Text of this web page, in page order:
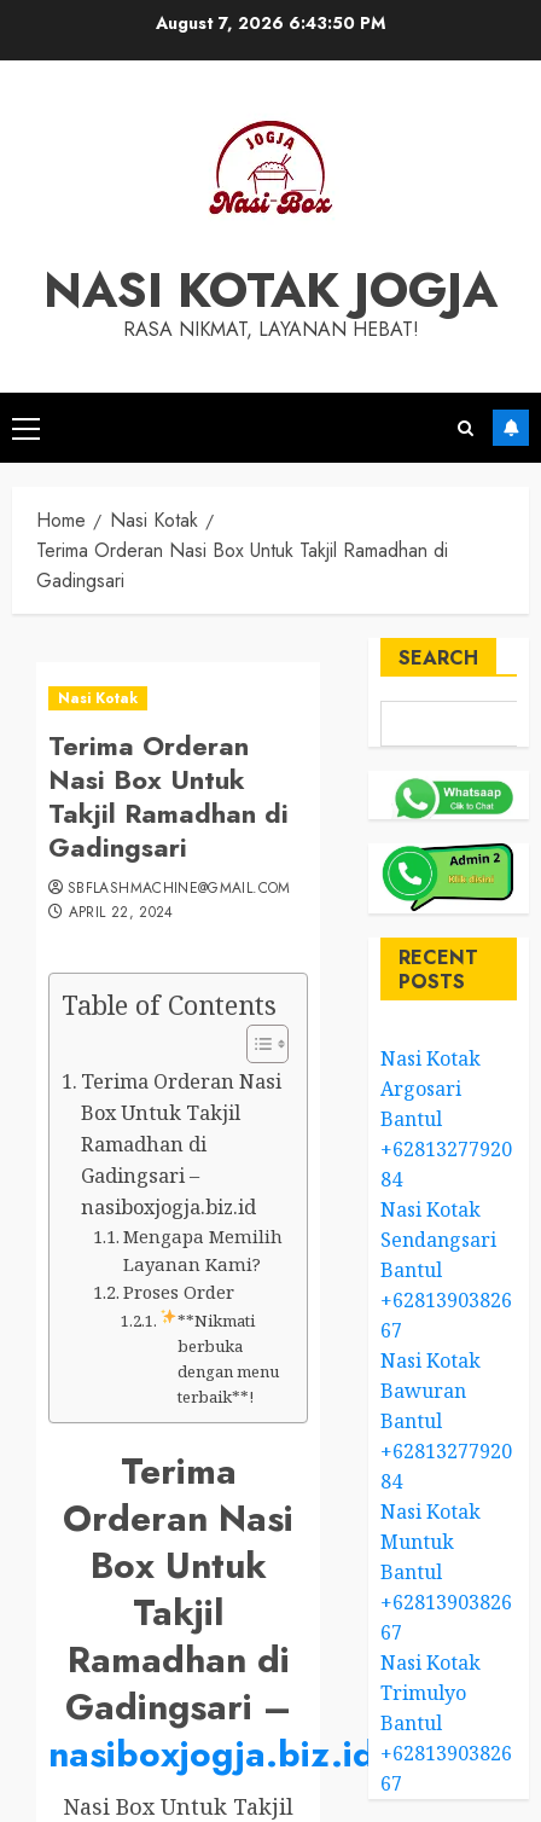
August 7, 20266:43:51 PM
NASI KOTAK JOGJA
RASA NIKMAT, LAYANAN HEBAT!
Primary
Menu
Home
Nasi Kotak
Terima Orderan Nasi Box Untuk Takjil Ramadhan di
Gadingsari
Nasi Kotak
Terima Orderan
Nasi Box Untuk
Takjil Ramadhan di
Gadingsari
SBFLASHMACHINE@GMAIL.COM
APRIL 22, 2024
Table of Contents
Terima Orderan Nasi
Box Untuk Takjil
Ramadhan di
Gadingsari –
nasiboxjogja.biz.id
Mengapa Memilih
Layanan Kami?
Proses Order
**Nikmati
berbuka
dengan menu
terbaik**!
Terima
Orderan Nasi
Box Untuk
Takjil
Ramadhan di
Gadingsari –
nasiboxjogja.biz.id
Nasi Box Untuk Takjil
SEARCH
RECENT
POSTS
Nasi Kotak
Argosari
Bantul
+62813277920
84
Nasi Kotak
Sendangsari
Bantul
+62813903826
67
Nasi Kotak
Bawuran
Bantul
+62813277920
84
Nasi Kotak
Muntuk
Bantul
+62813903826
67
Nasi Kotak
Trimulyo
Bantul
+62813903826
67